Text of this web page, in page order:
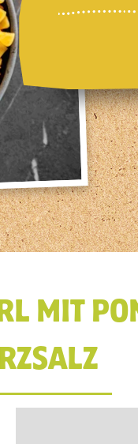
MIT